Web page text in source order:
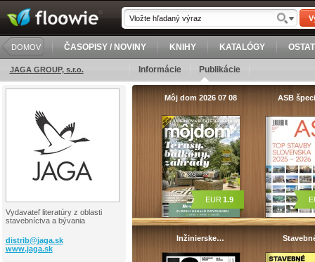
DOMOV ČASOPISY / NOVINY KNIHY KATALÓGY
JAGA GROUP, s.r.o. Informácie Publikácie
Vydavateľ literatúry z oblasti
stavebníctva a bývania
distrib@jaga.sk
www.jaga.sk
Môj dom 2026 07 08
EUR 1.9
ASB
Inžinierske…